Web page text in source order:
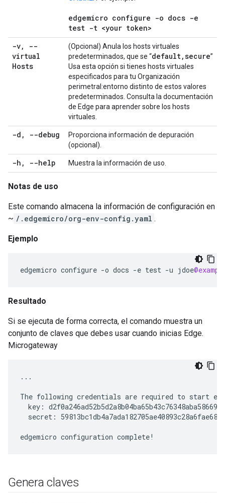
edgemicro configure -o docs -e
test -t <your token>
-v,
--
virtual
Hosts
(Opcional) Anula los hosts virtuales
predeterminados, que se “default,secure”
Usa esta opción si tienes hosts virtuales
especificados para tu Organización
perimetral:entorno distinto de estos valores
predeterminados. Consulta la documentación
de Edge para aprender sobre los hosts
virtuales.
-d , --debug
Proporciona información de depuración
(opcional).
-h , --help Muestra la información de uso.
Notas de uso
Este comando almacena la información de configuración en
~ /.edgemicro/org-env-config.yaml .
Ejemplo
edgemicro configure -o docs -e test -u jdoe
Resultado
Si se ejecuta de forma correcta, el comando muestra un
conjunto de claves que debes usar cuando inicias Edge.
Microgateway
...
The following credentials are required to start
key:
secret:
edgemicro configuration complete!
Genera claves